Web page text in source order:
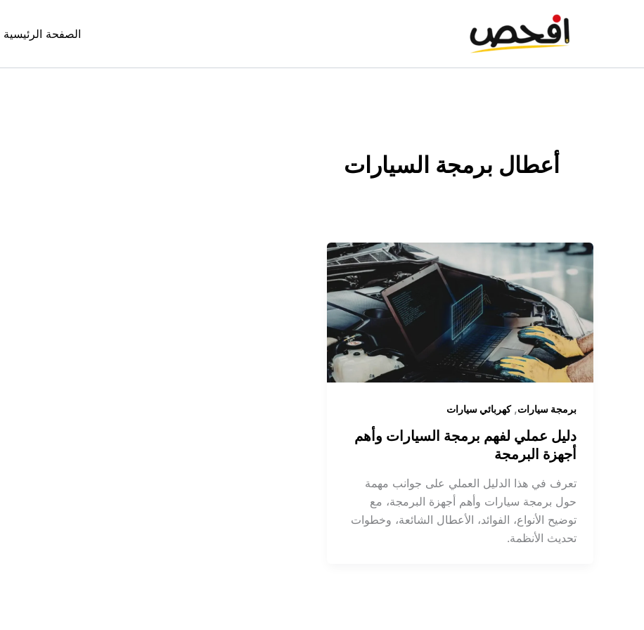
الصفحة الرئيسية
أعطال برمجة السيارات
برمجة سيارات,كهربائي سيارات
دليل عملي لفهم برمجة السيارات وأهم
أجهزة البرمجة
تعرف في هذا الدليل العملي على جوانب مهمة
حول برمجة سيارات وأهم أجهزة البرمجة، مع
توضيح الأنواع، الفوائد، الأعطال الشائعة، وخطوات
تحديث الأنظمة.